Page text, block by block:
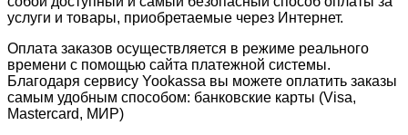
услуги и товары, приобретаемые через Интернет.
Оплата заказов осуществляется в режиме реального
времени с помощью сайта платежной системы.
Благодаря сервису Yookassa вы можете оплатить заказы
самым удобным способом: банковские карты (Visa,
Mastercard, МИР)